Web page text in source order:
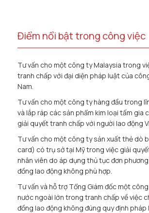
Điểm nổi bật trong công việc
Tư vấn cho một công ty Malaysia trong
tranh chấp với đại diện pháp luật của
Nam.
Tư vấn cho một công ty hàng đầu trong
và lắp ráp các sản phẩm kim loại tấm gia
giải quyết tranh chấp với người lao động
Tư vấn cho một công ty sản xuất thẻ dò
card) có trụ sở tại Mỹ trong việc giải
nhân viên do áp dụng thủ tục đơn
đồng lao động không phù hợp.
Tư vấn và hỗ trợ Tổng Giám đốc một
nước ngoài lớn trong tranh chấp về việc
đồng lao động không đúng quy định pháp